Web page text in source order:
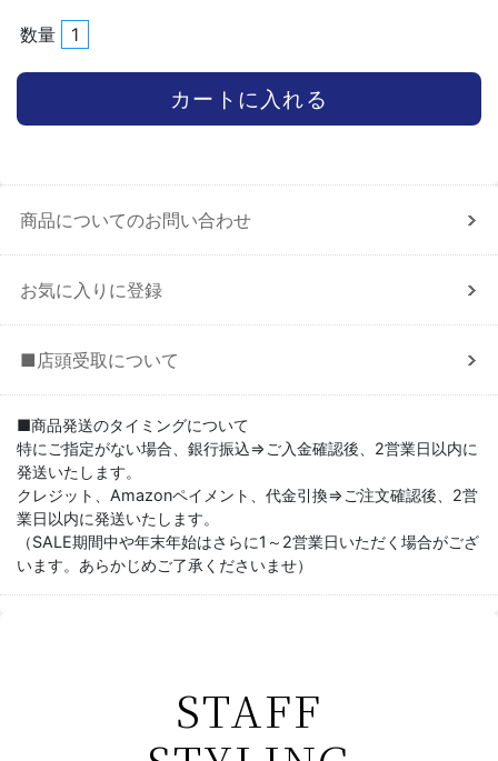
数量
商品についてのお問い合わせ
お気に入りに登録
■店頭受取について
■商品発送のタイミングについて
特にご指定がない場合、銀行振込⇒ご入金確認後、2営業日以内に
発送いたします。
クレジット、Amazonペイメント、代金引換⇒ご注文確認後、2営
業日以内に発送いたします。
（SALE期間中や年末年始はさらに1～2営業日いただく場合がござ
います。あらかじめご了承くださいませ）
STAFF